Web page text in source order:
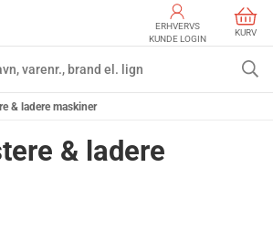
ERHVERVS
KUNDE LOGIN
KURV
& ladere maskiner
& ladere